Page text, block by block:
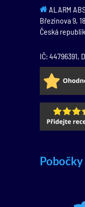
ALARM
Březinova 9,
Česká
IČ: 44796391,
Pobočky